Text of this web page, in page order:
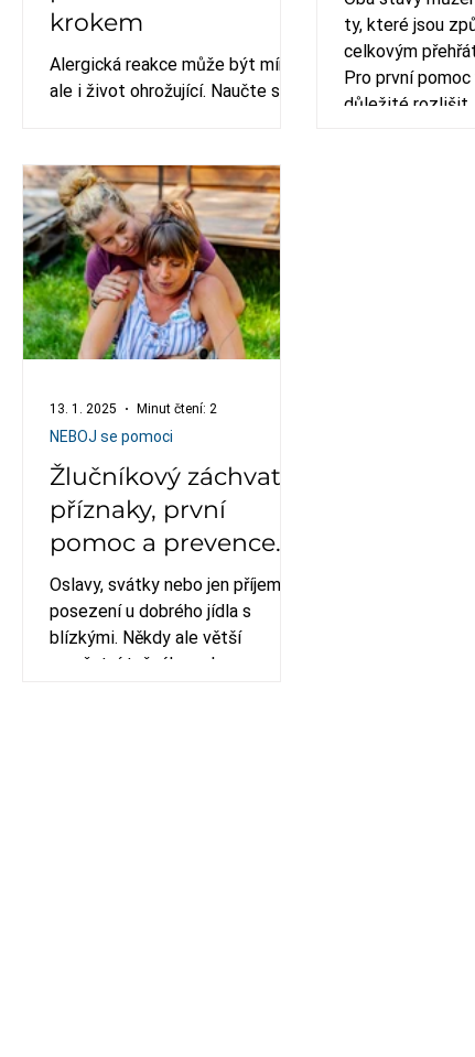
krokem
Alergická reakce může být mírná,
ale i život ohrožující. Naučte se
krok za krokem. Přehled pro
veřejnost v rámci kurzu první
pomoci.
ty, které jsou
celkovým
Pro první
důležité rozlišit,
Žlučníkový záchvat –
příznaky, první
pomoc a prevence.
Oslavy, svátky nebo jen příjemné
posezení u dobrého jídla s
blízkými. Někdy ale větší
množství tučného nebo
NEBOJ se pomoci
13. 1. 2025 Minut čtení: 2